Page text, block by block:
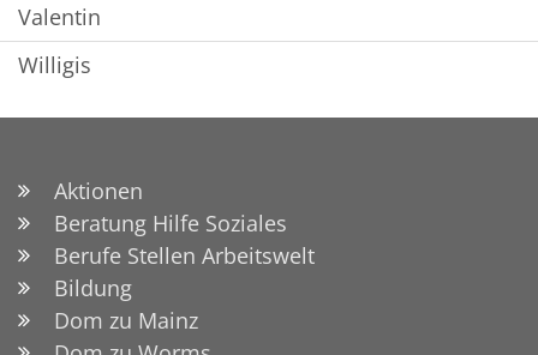
Valentin
Willigis
Aktionen
Beratung Hilfe Soziales
Berufe Stellen Arbeitswelt
Bildung
Dom zu Mainz